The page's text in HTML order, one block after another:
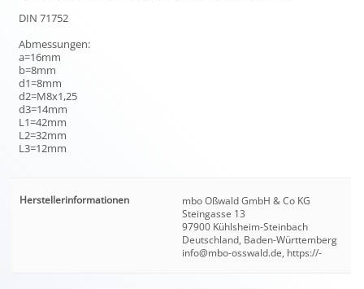
DIN 71752
Abmessungen:
a=16mm
b=8mm
d1=8mm
d2=M8x1,25
d3=14mm
L1=42mm
L2=32mm
L3=12mm
Herstellerinformationen
mbo Oßwald GmbH & Co KG
Steingasse 13
97900 Kühlsheim-Steinbach
Deutschland, Baden-Württemberg
info@mbo-osswald.de, https://-